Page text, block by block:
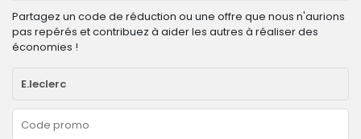
Partagez un code de réduction ou une offre que nous n'aurions
pas repérés et contribuez à aider les autres à réaliser des
économies !